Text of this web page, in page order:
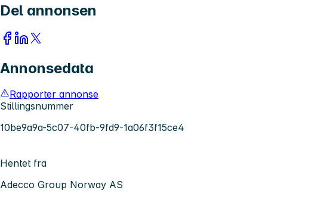
Del annonsen
Annonsedata
Rapporter annonse
Stillingsnummer
10be9a9a-5c07-40fb-9fd9-1a06f3f15ce4
Hentet fra
Adecco Group Norway AS